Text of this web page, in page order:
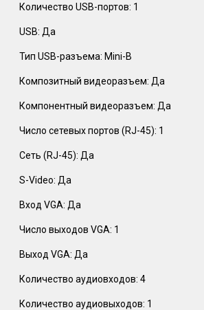
Количество USB-портов: 1
USB: Да
Тип USB-разъема: Mini-B
Композитный видеоразъем: Да
Компонентный видеоразъем: Да
Число сетевых портов (RJ-45): 1
Сеть (RJ-45): Да
S-Video: Да
Вход VGA: Да
Число выходов VGA: 1
Выход VGA: Да
Количество аудиовходов: 4
Количество аудиовыходов: 1